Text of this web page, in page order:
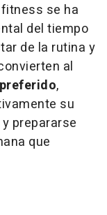
se ha
del tiempo
de la rutina y
al
,
su
prepararse
que